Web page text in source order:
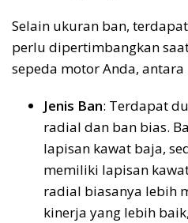
Selain ukuran ban,
perlu dipertimbangkan
sepeda motor Anda, antara
Jenis Ban: Terdapat
radial dan ban bias.
lapisan kawat baja,
memiliki lapisan
radial biasanya lebih
kinerja yang lebih